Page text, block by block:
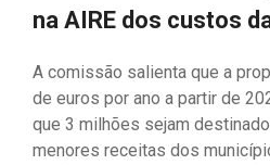
na AIRE dos custos
A comissão salienta que a
de euros por ano a partir de
que 3 milhões sejam
menores receitas dos